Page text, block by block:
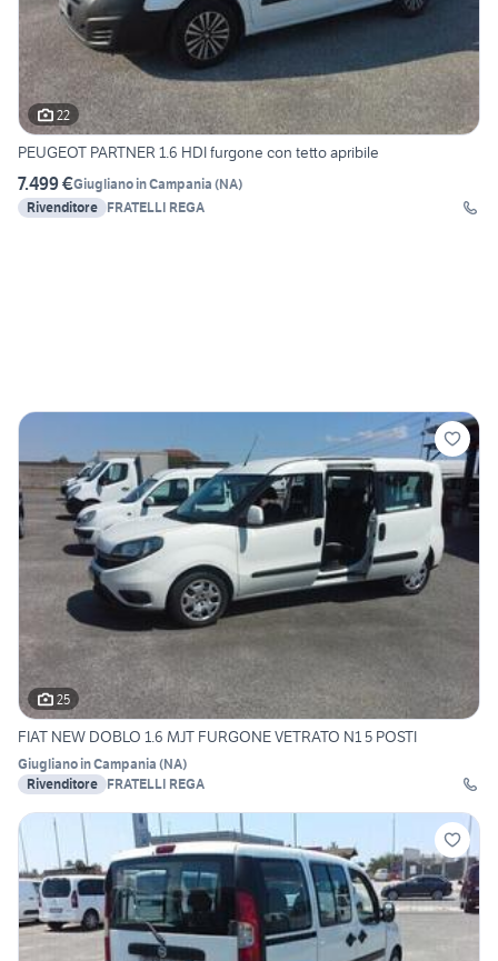
22
PEUGEOT PARTNER 1.6 HDI furgone con tetto apribile
7.499 €Giugliano in Campania (NA)
Rivenditore FRATELLI REGA
25
FIAT NEW DOBLO 1.6 MJT FURGONE VETRATO N1 5 POSTI
Giugliano in Campania (NA)
Rivenditore FRATELLI REGA